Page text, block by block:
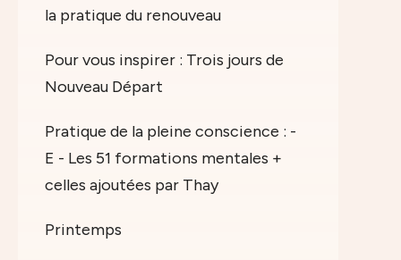
la pratique du renouveau
Pour vous inspirer : Trois jours de
Nouveau Départ
Pratique de la pleine conscience : -
E - Les 51 formations mentales +
celles ajoutées par Thay
Printemps